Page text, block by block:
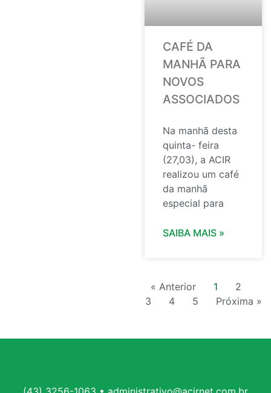
CAFÉ DA
MANHÃ PARA
NOVOS
ASSOCIADOS
Na manhã desta
quinta- feira
(27,03), a ACIR
realizou um café
da manhã
especial para
SAIBA MAIS »
« Anterior 1
2
3
4 5 Próxima »